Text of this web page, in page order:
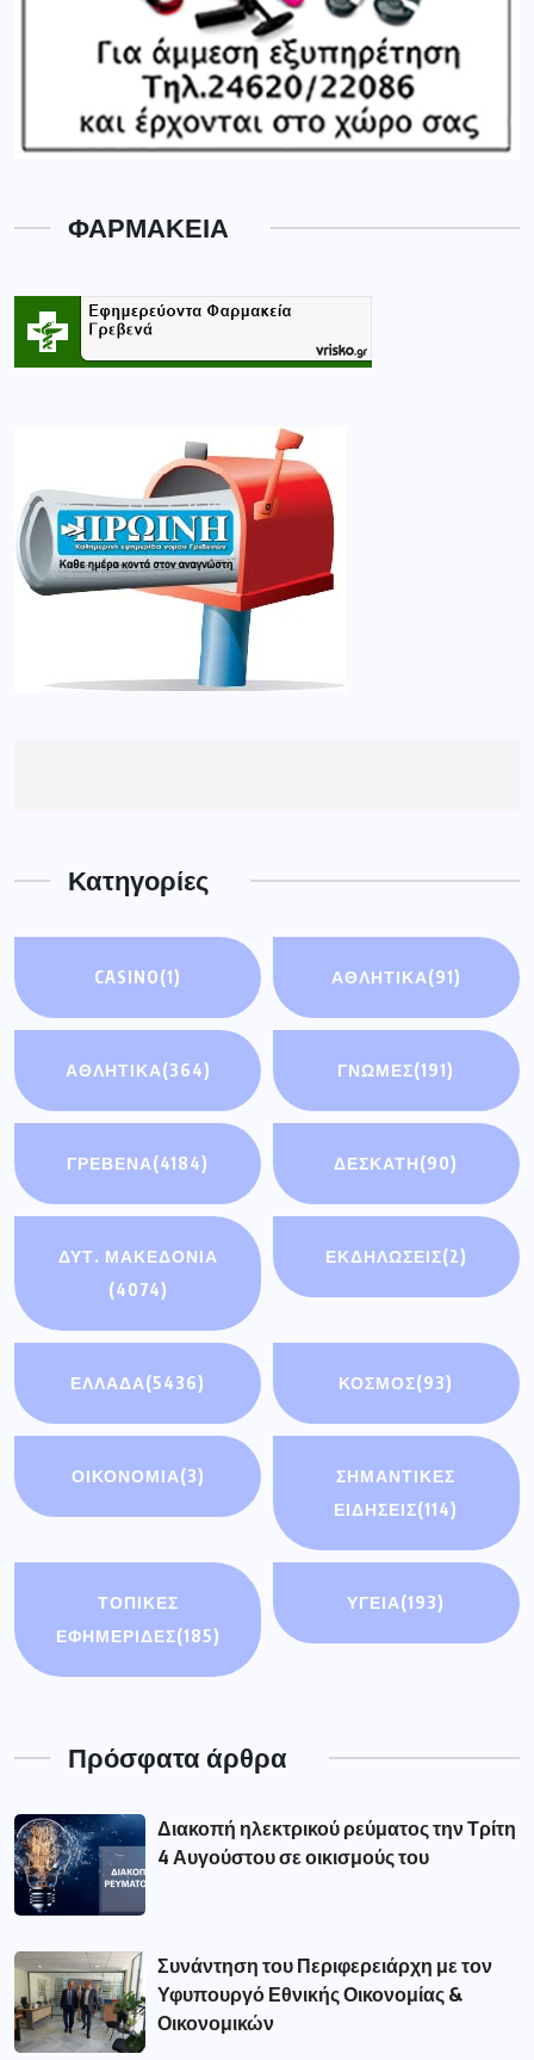
ΦΑΡΜΑΚΕΙΑ
Κατηγορίες
CASINO(1) ΑΘΛΗΤΙΚΆ(91)
ΑΘΛΗΤΙΚΑ(364) ΓΝΩΜΕΣ(191)
ΓΡΕΒΕΝΑ(4184) ΔΕΣΚΑΤΗ(90)
ΔΥΤ. ΜΑΚΕΔΟΝΙΑ
(4074)
ΕΚΔΗΛΩΣΕΙΣ(2)
ΕΛΛΑΔΑ(5436) ΚΟΣΜΟΣ(93)
ΟΙΚΟΝΟΜΊΑ(3)
ΣΗΜΑΝΤΙΚΈΣ
ΕΙΔΉΣΕΙΣ(114)
ΤΟΠΙΚΕΣ
ΕΦΗΜΕΡΙΔΕΣ(185)
ΥΓΕΙΑ(193)
Πρόσφατα άρθρα
Διακοπή ηλεκτρικού ρεύματος την Τρίτη
4 Αυγούστου σε οικισμούς του
Συνάντηση του Περιφερειάρχη με τον
Υφυπουργό Εθνικής Οικονομίας &
Οικονομικών